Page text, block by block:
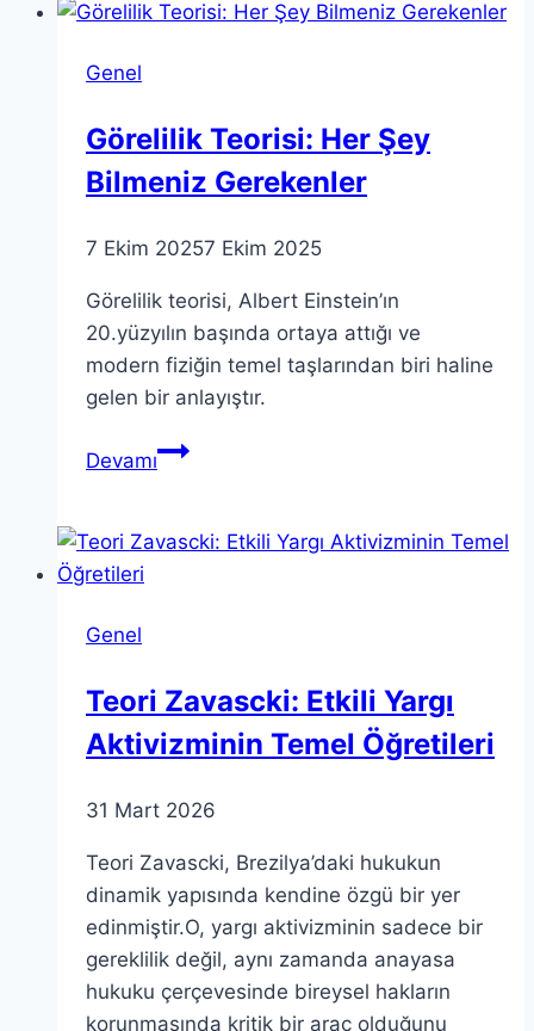
Genel
Görelilik Teorisi: Her Şey
Bilmeniz Gerekenler
7 Ekim 20257 Ekim 2025
Görelilik teorisi, Albert Einstein’ın
20.yüzyılın başında ortaya attığı ve
modern fiziğin temel taşlarından biri haline
gelen bir anlayıştır.
DevamıGörelilik
Şey
Genel
Teori Zavascki: Etkili Yargı
Aktivizminin Temel Öğretileri
31 Mart 2026
Teori Zavascki, Brezilya’daki hukukun
dinamik yapısında kendine özgü bir yer
edinmiştir.O, yargı aktivizminin sadece bir
gereklilik değil, aynı zamanda anayasa
hukuku çerçevesinde bireysel hakların
korunmasında kritik bir araç olduğunu